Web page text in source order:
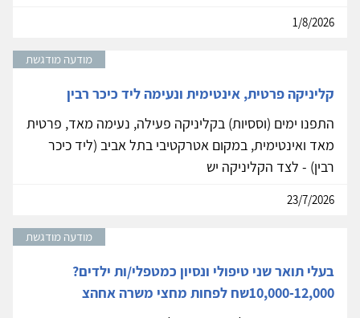
1/8/2026
מודעה מודגשת
קליניקה פרטית, אינטימית ונעימה ליד כיכר רבין
התפנו ימים (וססיות) בקליניקה פעילה, נעימה מאד, פרטית
מאד ואינטימית, במקום אטרקטיבי בתל אביב (ליד כיכר
רבין) - לצד הקליניקה יש
23/7/2026
מודעה מודגשת
בעלי תואר שני טיפולי ונסיון כמטפלי/ות ילדים?
10,000-12,000שח לפחות מחצי משרה אחהצ